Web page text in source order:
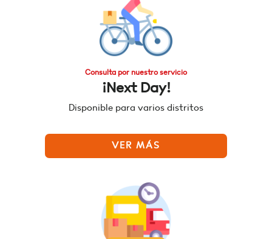
Consulta por nuestro servicio
¡Next Day!
Disponible para varios distritos
VER MÁS